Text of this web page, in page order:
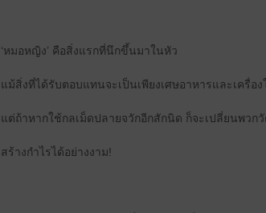
‘หมอหญิง’ คือสิ่งแรกที่นึกขึ้นมาในหัว
แม้สิ่งที่ได้รับตอบแทนจะเป็นเพียงเศษอาหารและเครื่อ
แต่ถ้าหากใช้กลเม็ดปลายจวักอีกสักนิด ก็จะเปลี่ยนพว
สร้างกำไรได้อย่างงาม!